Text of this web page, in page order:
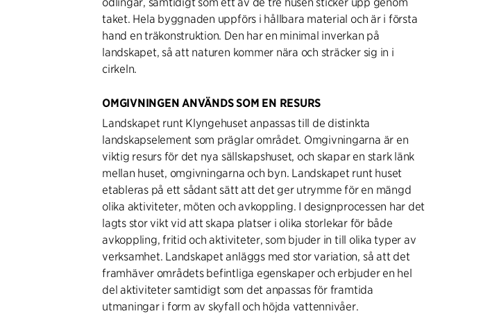
taket. Hela byggnaden uppförs i hållbara material och är i första
hand en träkonstruktion. Den har en minimal inverkan på
landskapet, så att naturen kommer nära och sträcker sig in i
cirkeln.
OMGIVNINGEN ANVÄNDS SOM EN RESURS
Landskapet runt Klyngehuset anpassas till de distinkta
landskapselement som präglar området. Omgivningarna är en
viktig resurs för det nya sällskapshuset, och skapar en stark länk
mellan huset, omgivningarna och byn. Landskapet runt huset
etableras på ett sådant sätt att det ger utrymme för en mängd
olika aktiviteter, möten och avkoppling. I designprocessen har det
lagts stor vikt vid att skapa platser i olika storlekar för både
avkoppling, fritid och aktiviteter, som bjuder in till olika typer av
verksamhet. Landskapet anläggs med stor variation, så att det
framhäver områdets befintliga egenskaper och erbjuder en hel
del aktiviteter samtidigt som det anpassas för framtida
utmaningar i form av skyfall och höjda vattennivåer.